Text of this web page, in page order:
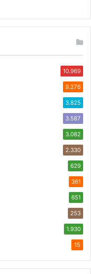
10.969
9.276
3.825
3.587
3.082
2.330
629
361
651
253
1.930
15